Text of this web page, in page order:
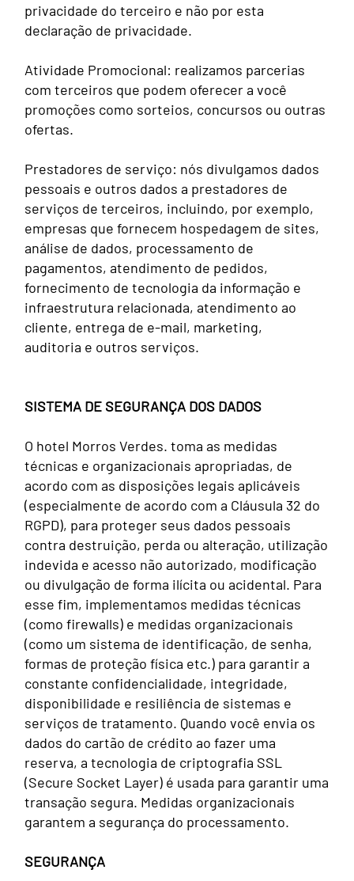
privacidade do terceiro e não por esta
declaração de privacidade.
Atividade Promocional: realizamos parcerias
com terceiros que podem oferecer a você
promoções como sorteios, concursos ou outras
ofertas.
Prestadores de serviço: nós divulgamos dados
pessoais e outros dados a prestadores de
serviços de terceiros, incluindo, por exemplo,
empresas que fornecem hospedagem de sites,
análise de dados, processamento de
pagamentos, atendimento de pedidos,
fornecimento de tecnologia da informação e
infraestrutura relacionada, atendimento ao
cliente, entrega de e-mail, marketing,
auditoria e outros serviços.
SISTEMA DE SEGURANÇA DOS DADOS
O hotel Morros Verdes. toma as medidas
técnicas e organizacionais apropriadas, de
acordo com as disposições legais aplicáveis
(especialmente de acordo com a Cláusula 32 do
RGPD), para proteger seus dados pessoais
contra destruição, perda ou alteração, utilização
indevida e acesso não autorizado, modificação
ou divulgação de forma ilícita ou acidental. Para
esse fim, implementamos medidas técnicas
(como firewalls) e medidas organizacionais
(como um sistema de identificação, de senha,
formas de proteção física etc.) para garantir a
constante confidencialidade, integridade,
disponibilidade e resiliência de sistemas e
serviços de tratamento. Quando você envia os
dados do cartão de crédito ao fazer uma
reserva, a tecnologia de criptografia SSL
(Secure Socket Layer) é usada para garantir uma
transação segura. Medidas organizacionais
garantem a segurança do processamento.
SEGURANÇA